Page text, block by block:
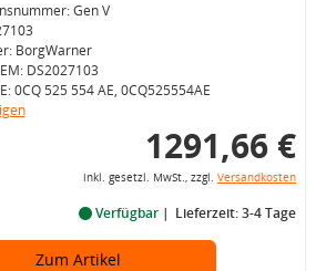
Gen V
BorgWarner
DS2027103
0CQ 525 554 AE, 0CQ525554AE
1291,66 €
inkl. gesetzl. MwSt., zzgl. Versandkosten
Verfügbar Lieferzeit: 3-4 Tage
Zum Artikel